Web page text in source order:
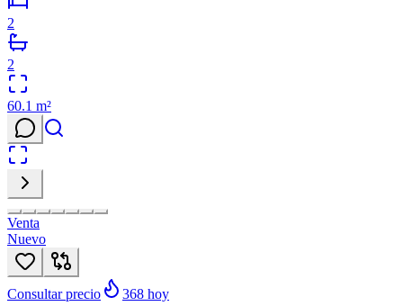
2
2
60.1 m²
Venta
Nuevo
Consultar precio 368 hoy